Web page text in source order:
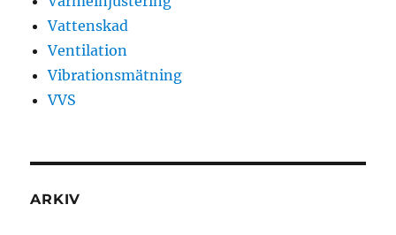
Vattenskad
Ventilation
Vibrationsmätning
VVS
ARKIV